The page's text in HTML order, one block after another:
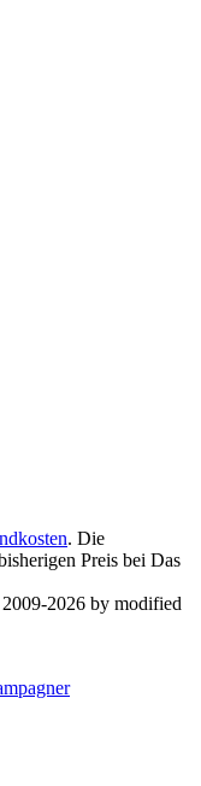
. Die
Preis bei Das
2026 by modified